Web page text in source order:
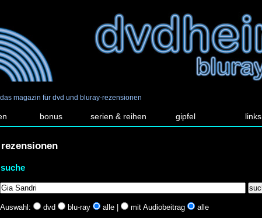
magazin für dvd und bluray-rezensionen
bonus serien & reihen gipfel links
rezensionen
suche
Auswahl: dvd blu-ray alle | mit Audiobeitrag alle